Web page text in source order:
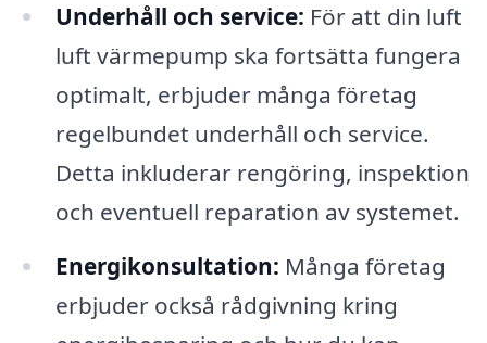
Underhåll och service: För att din luft
luft värmepump ska fortsätta fungera
optimalt, erbjuder många företag
regelbundet underhåll och service.
Detta inkluderar rengöring, inspektion
och eventuell reparation av systemet.
Energikonsultation: Många företag
erbjuder också rådgivning kring